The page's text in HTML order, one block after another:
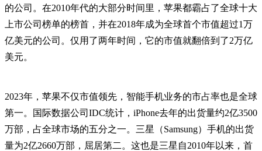
的公司。在2010年代的大部分时间里，苹果都霸占了全球十大
上市公司榜单的榜首，并在2018年成为全球首个市值超过1万
亿美元的公司。仅用了两年时间，它的市值就翻倍到了2万亿
美元。
2023年，苹果不仅市值领先，智能手机业务的市占率也是全球
第一。国际数据公司IDC统计，iPhone去年的出货量约2亿3500
万部，占全球市场的五分之一。三星（Samsung）手机的出货
量为2亿2660万部，屈居第二。这也是三星自2010年以来，首